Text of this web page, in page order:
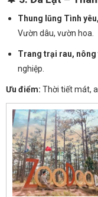
Thung lũng Tình
Vườn dâu, vườn hoa.
Trang trại rau,
nghiệp.
Ưu điểm: Thời tiết mát,